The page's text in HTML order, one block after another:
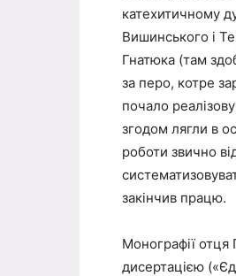
катехитичному
Вишинського і
Гнатюка (там
за перо, котре
почало
згодом лягли в
роботи звично
закінчив працю.
Монографії
дисертацією